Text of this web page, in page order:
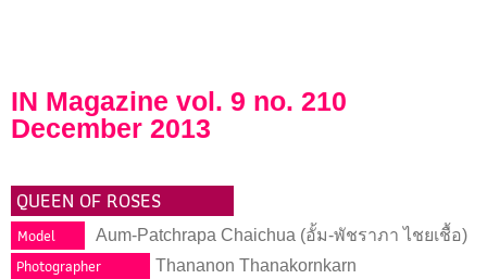
IN Magazine vol. 9 no. 210
December 2013
QUEEN OF ROSES
Model Aum-Patchrapa Chaichua (อั้ม-พัชราภา ไชยเชื้อ)
Photographer Thananon Thanakornkarn